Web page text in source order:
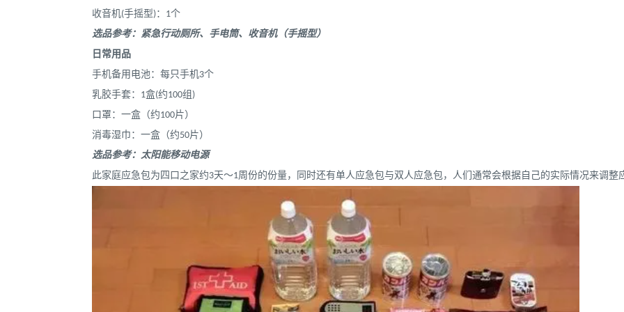
收音机(手摇型)：1个
选品参考：紧急行动厕所、手电筒、收音机（手摇型）
日常用品
手机备用电池：每只手机3个
乳胶手套：1盒(约100组)
口罩：一盒（约100片）
消毒湿巾：一盒（约50片）
选品参考：太阳能移动电源
此家庭应急包为四口之家约3天～1周份的份量，同时还有单人应急包与双人应急包，人们通常会根据自己的实际情况来调整